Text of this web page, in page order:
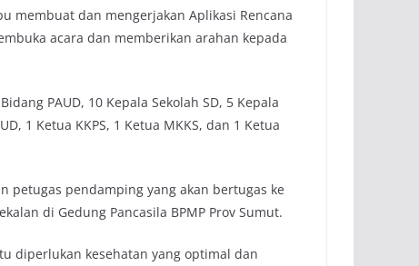
membuat dan mengerjakan Aplikasi Rencana
acara dan memberikan arahan kepada
PAUD, 10 Kepala Sekolah SD, 5 Kepala
1 Ketua KKPS, 1 Ketua MKKS, dan 1 Ketua
petugas pendamping yang akan bertugas ke
di Gedung Pancasila BPMP Prov Sumut.
diperlukan kesehatan yang optimal dan